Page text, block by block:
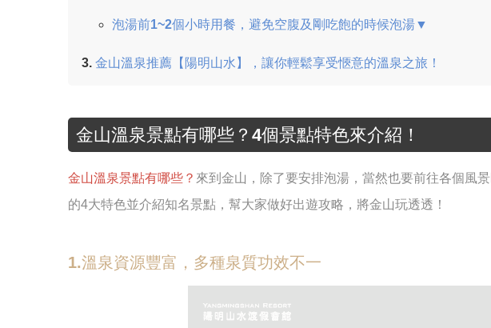
泡湯前1~2個小時用餐，避免空腹及剛吃飽的時候泡湯▼
金山溫泉推薦【陽明山水】，讓你輕鬆享受愜意的溫泉之旅！
金山溫泉景點有哪些？4個景點特色來介紹！
金山溫泉景點有哪些？ 來到金山，除了要安排泡湯，當然也要前往各個風
的4大特色並介紹知名景點，幫大家做好出遊攻略，將金山玩透透！
1.溫泉資源豐富，多種泉質功效不一